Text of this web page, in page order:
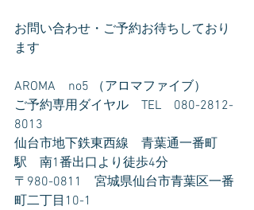
お問い合わせ・ご予約お待ちしており
ます
AROMA　no5 （アロマファイブ）
ご予約専用ダイヤル　TEL　080-2812-
8013
仙台市地下鉄東西線　青葉通一番町
駅　南1番出口より徒歩4分
〒980-0811　宮城県仙台市青葉区一番
町二丁目10-1